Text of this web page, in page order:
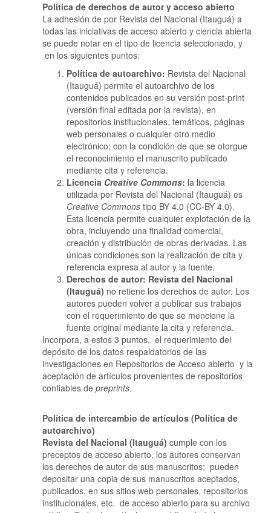
Política de derechos de autor y acceso abierto
La adhesión de por Revista del Nacional (Itauguá) a
todas las iniciativas de acceso abierto y ciencia abierta
se puede notar en el tipo de licencia seleccionado, y
en los siguientes puntos:
Política de autoarchivo: Revista del Nacional
(Itauguá) permite el autoarchivo de los
contenidos publicados en su versión post-print
(versión final editada por la revista), en
repositorios institucionales, temáticos, páginas
web personales o cualquier otro medio
electrónico; con la condición de que se otorgue
el reconocimiento el manuscrito publicado
mediante cita y referencia.
Licencia Creative Commons: la licencia
utilizada por Revista del Nacional (Itauguá) es
Creative Commons tipo BY 4.0 (CC-BY 4.0).
Esta licencia permite cualquier explotación de la
obra, incluyendo una finalidad comercial,
creación y distribución de obras derivadas. Las
únicas condiciones son la realización de cita y
referencia expresa al autor y la fuente.
Derechos de autor: Revista del Nacional
(Itauguá) no retiene los derechos de autor. Los
autores pueden volver a publicar sus trabajos
con el requerimiento de que se mencione la
fuente original mediante la cita y referencia.
Incorpora, a estos 3 puntos, el requerimiento del
depósito de los datos respaldatorios de las
investigaciones en Repositorios de Acceso abierto y la
aceptación de artículos provenientes de repositorios
confiables de preprints.
Política de intercambio de artículos (Política de
autoarchivo)
Revista del Nacional (Itauguá) cumple con los
preceptos de acceso abierto, los autores conservan
los derechos de autor de sus manuscritos; pueden
depositar una copia de sus manuscritos aceptados,
publicados, en sus sitios web personales, repositorios
institucionales, etc. de acceso abierto para su archivo